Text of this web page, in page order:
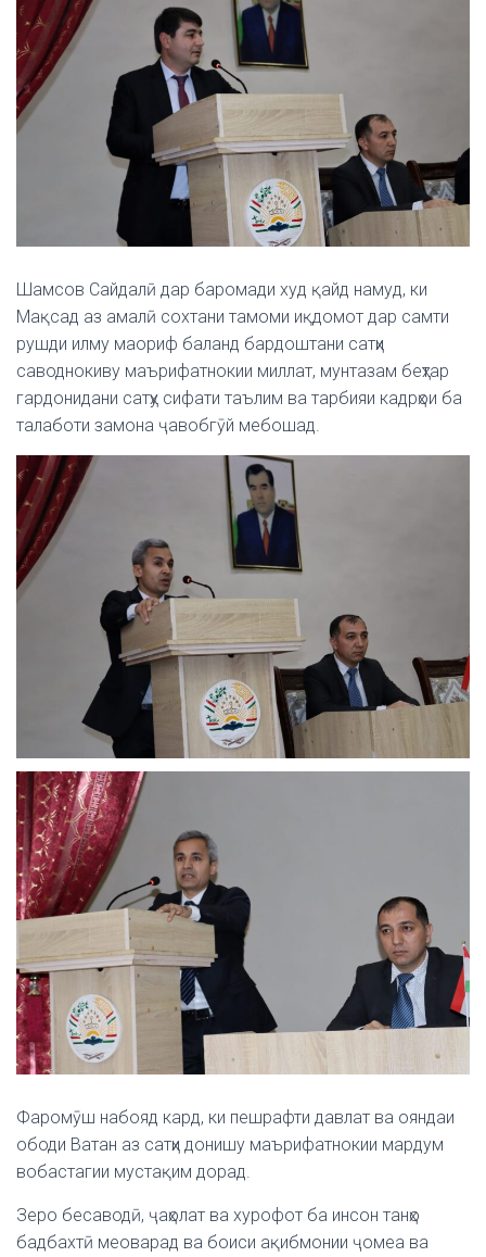
Шамсов Сайдалӣ дар баромади худ қайд намуд, ки
Мақсад аз амалӣ сохтани тамоми иқдомот дар самти
рушди илму маориф баланд бардоштани сатҳи
саводнокиву маърифатнокии миллат, мунтазам беҳтар
гардонидани сатҳу сифати таълим ва тарбияи кадрҳои ба
талаботи замона ҷавобгӯй мебошад.
Фаромӯш набояд кард, ки пешрафти давлат ва ояндаи
ободи Ватан аз сатҳи донишу маърифатнокии мардум
вобастагии мустақим дорад.
Зеро бесаводӣ, ҷаҳолат ва хурофот ба инсон танҳо
бадбахтӣ меоварад ва боиси ақибмонии ҷомеа ва